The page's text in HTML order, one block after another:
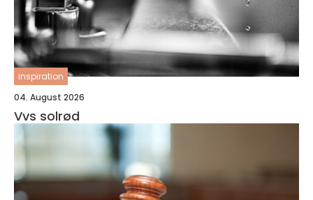
inspiration
04. August 2026
Vvs solrød